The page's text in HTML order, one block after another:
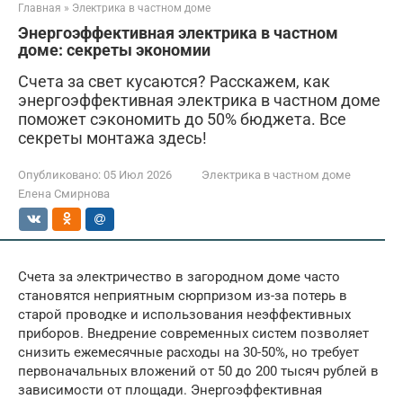
Главная » Электрика в частном доме
Энергоэффективная электрика в частном
доме: секреты экономии
Счета за свет кусаются? Расскажем, как
энергоэффективная электрика в частном доме
поможет сэкономить до 50% бюджета. Все
секреты монтажа здесь!
Опубликовано: 05 Июл 2026
Электрика в частном доме
Елена Смирнова
Счета за электричество в загородном доме часто
становятся неприятным сюрпризом из-за потерь в
старой проводке и использования неэффективных
приборов. Внедрение современных систем позволяет
снизить ежемесячные расходы на 30-50%, но требует
первоначальных вложений от 50 до 200 тысяч рублей в
зависимости от площади. Энергоэффективная